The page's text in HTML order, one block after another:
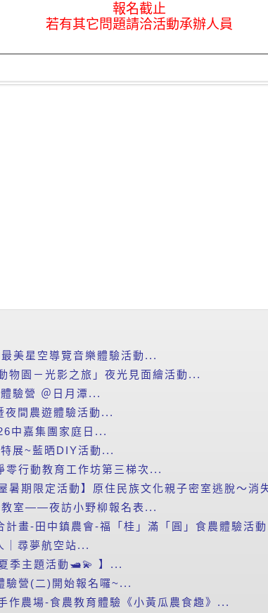
報名截止
若有其它問題請洽活動承辦人員
美星空導覽音樂體驗活動...
物園－光影之旅」夜光見面繪活動...
驗營 ＠日月潭...
夜間農遊體驗活動...
中嘉集團家庭日...
展~藍晒DIY活動...
零行動教育工作坊第三梯次...
暑期限定活動】原住民族文化親子密室逃脫～消
教室——夜訪小野柳報名表...
計畫-田中鎮農會-福「桂」滿「圓」食農體驗活
｜尋夢航空站...
季主題活動🛥️💫 】...
驗營(二)開始報名囉~...
作農場-食農教育體驗《小黃瓜農食趣》...